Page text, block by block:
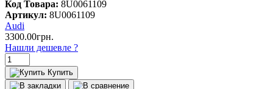
Код Товара: 8U0061109
Артикул: 8U0061109
Audi
3300.00грн.
Нашли дешевле ?
Купить